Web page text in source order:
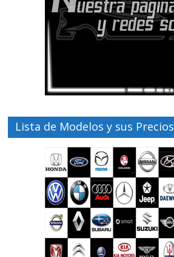
Lista de Modelos y sus Precios